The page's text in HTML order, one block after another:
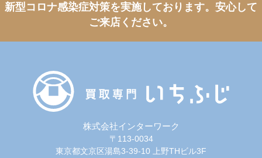
新型コロナ感染症対策を実施しております。 安心して
ご来店ください。
株式会社インターワーク
〒113-0034
東京都文京区湯島3-39-10 上野THビル3F